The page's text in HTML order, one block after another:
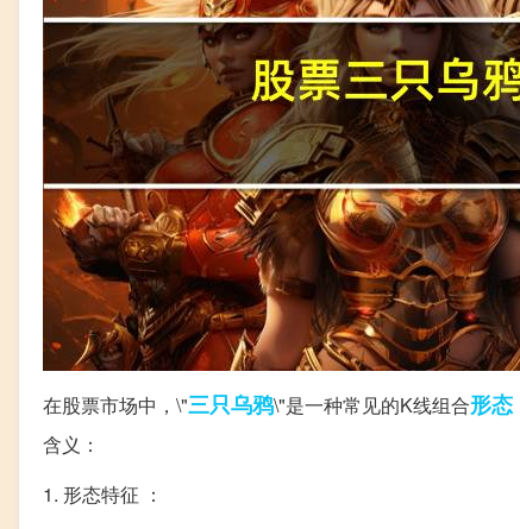
在股票市场中，\"三只乌鸦\"是一种常见的K线组合形态
含义：
1. 形态特征 ：